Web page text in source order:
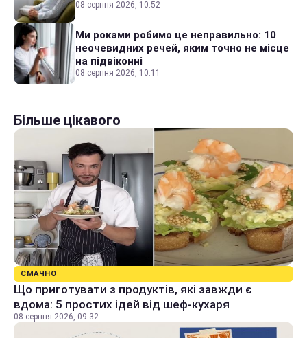
08 серпня 2026, 10:52
Ми роками робимо це неправильно: 10
неочевидних речей, яким точно не місце
на підвіконні
08 серпня 2026, 10:11
Більше цікавого
СМАЧНО
Що приготувати з продуктів, які завжди є
вдома: 5 простих ідей від шеф-кухаря
08 серпня 2026, 09:32